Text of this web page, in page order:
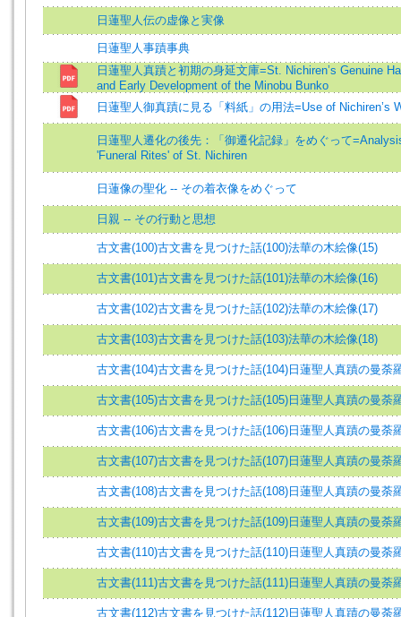
日蓮聖人伝の虚像と実像
日蓮聖人事蹟事典
日蓮聖人真蹟と初期の身延文庫=St. Nichiren’s Genuine
and Early Development of the Minobu Bunko
日蓮聖人御真蹟に見る「料紙」の用法=Use of Nichiren’s
日蓮聖人遷化の後先：「御遷化記録」をめぐって
'Funeral Rites' of St. Nichiren
日蓮像の聖化 -- その着衣像をめぐって
日親 -- その行動と思想
古文書(100)古文書を見つけた話(100)法華の木絵像(15)
古文書(101)古文書を見つけた話(101)法華の木絵像(16)
古文書(102)古文書を見つけた話(102)法華の木絵像(17)
古文書(103)古文書を見つけた話(103)法華の木絵像(18)
古文書(104)古文書を見つけた話(104)日蓮聖人真蹟の曼荼
古文書(105)古文書を見つけた話(105)日蓮聖人真蹟の曼荼
古文書(106)古文書を見つけた話(106)日蓮聖人真蹟の曼荼
古文書(107)古文書を見つけた話(107)日蓮聖人真蹟の曼荼
古文書(108)古文書を見つけた話(108)日蓮聖人真蹟の曼荼
古文書(109)古文書を見つけた話(109)日蓮聖人真蹟の曼荼
古文書(110)古文書を見つけた話(110)日蓮聖人真蹟の曼荼
古文書(111)古文書を見つけた話(111)日蓮聖人真蹟の曼荼
古文書(112)古文書を見つけた話(112)日蓮聖人真蹟の曼荼